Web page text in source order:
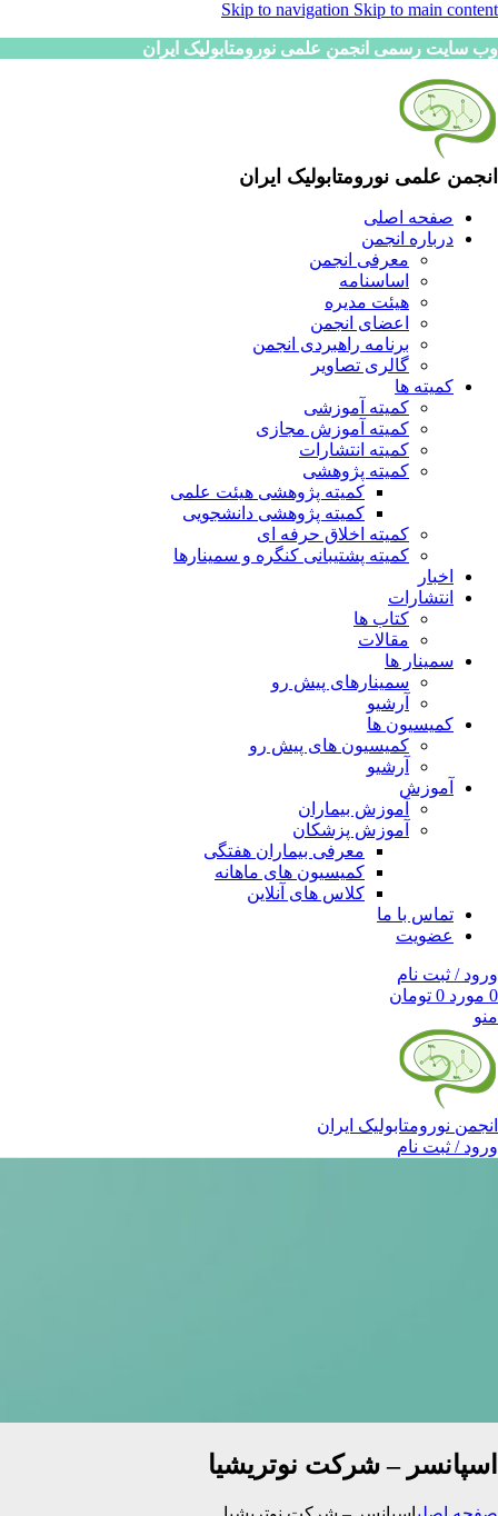
Skip to navigation Skip to main content
وب سایت رسمی انجمن علمی نورومتابولیک ایران
انجمن علمی نورومتابولیک ایران
صفحه اصلی
درباره انجمن
معرفی انجمن
اساسنامه
هیئت مدیره
اعضای انجمن
برنامه راهبردی انجمن
گالری تصاویر
کمیته ها
کمیته آموزشی
کمیته آموزش مجازی
کمیته انتشارات
کمیته پژوهشی
کمیته پژوهشی هیئت علمی
کمیته پژوهشی دانشجویی
کمیته اخلاق حرفه ای
کمیته پشتیبانی کنگره و سمینارها
اخبار
انتشارات
کتاب ها
مقالات
سمینار ها
سمینارهای پیش رو
آرشیو
کمیسیون ها
کمیسیون های پیش رو
آرشیو
آموزش
آموزش بیماران
آموزش پزشکان
معرفی بیماران هفتگی
کمیسیون های ماهانه
کلاس های آنلاین
تماس با ما
عضویت
ورود / ثبت نام
0 مورد 0 تومان
منو
انجمن نورومتابولیک ایران
ورود / ثبت نام
اسپانسر – شرکت نوتریشیا